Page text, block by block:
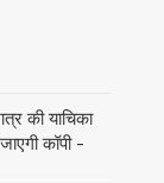
की याचिका
कॉपी -